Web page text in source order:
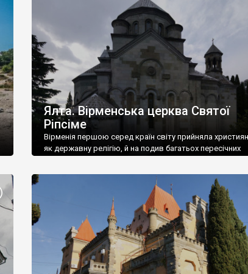
називаються «повстяками» (postaki)…” “Вино. Крим
виробляє відмінне вино і його вдосталь: воно все
легке біле і дуже […]
Ялта. Вірменська церква Святої
Ріпсіме
Вірменія першою серед країн світу прийняла
як державну релігію, й на подив багатьох пересічних